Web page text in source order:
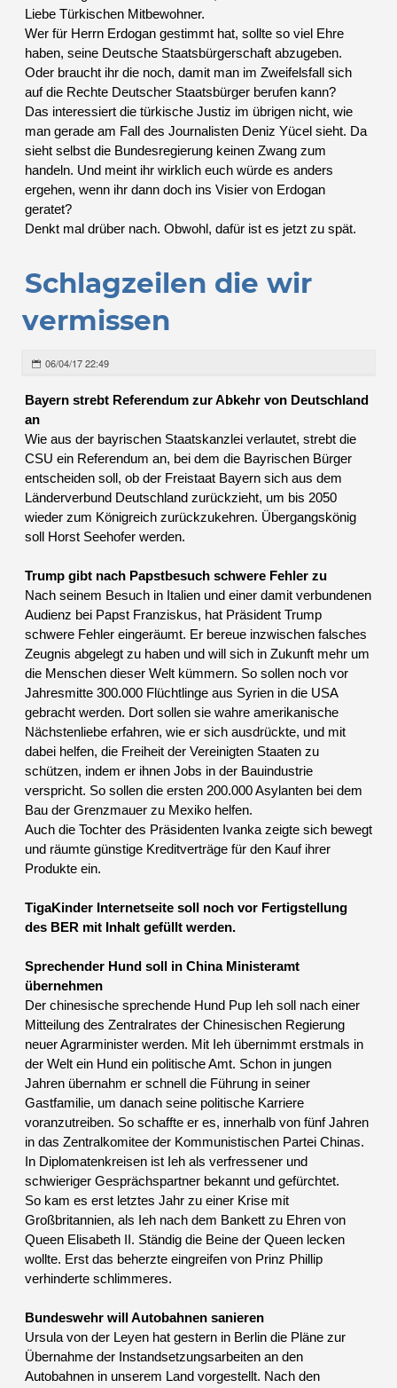
Liebe Türkischen Mitbewohner.
Wer für Herrn Erdogan gestimmt hat, sollte so viel Ehre
haben, seine Deutsche Staatsbürgerschaft abzugeben.
Oder braucht ihr die noch, damit man im Zweifelsfall sich
auf die Rechte Deutscher Staatsbürger berufen kann?
Das interessiert die türkische Justiz im übrigen nicht, wie
man gerade am Fall des Journalisten Deniz Yücel sieht. Da
sieht selbst die Bundesregierung keinen Zwang zum
handeln. Und meint ihr wirklich euch würde es anders
ergehen, wenn ihr dann doch ins Visier von Erdogan
geratet?
Denkt mal drüber nach. Obwohl, dafür ist es jetzt zu spät.
Schlagzeilen die wir
vermissen
06/04/17 22:49
Bayern strebt Referendum zur Abkehr von Deutschland
an
Wie aus der bayrischen Staatskanzlei verlautet, strebt die
CSU ein Referendum an, bei dem die Bayrischen Bürger
entscheiden soll, ob der Freistaat Bayern sich aus dem
Länderverbund Deutschland zurückzieht, um bis 2050
wieder zum Königreich zurückzukehren. Übergangskönig
soll Horst Seehofer werden.
Trump gibt nach Papstbesuch schwere Fehler zu
Nach seinem Besuch in Italien und einer damit verbundenen
Audienz bei Papst Franziskus, hat Präsident Trump
schwere Fehler eingeräumt. Er bereue inzwischen falsches
Zeugnis abgelegt zu haben und will sich in Zukunft mehr um
die Menschen dieser Welt kümmern. So sollen noch vor
Jahresmitte 300.000 Flüchtlinge aus Syrien in die USA
gebracht werden. Dort sollen sie wahre amerikanische
Nächstenliebe erfahren, wie er sich ausdrückte, und mit
dabei helfen, die Freiheit der Vereinigten Staaten zu
schützen, indem er ihnen Jobs in der Bauindustrie
verspricht. So sollen die ersten 200.000 Asylanten bei dem
Bau der Grenzmauer zu Mexiko helfen.
Auch die Tochter des Präsidenten Ivanka zeigte sich bewegt
und räumte günstige Kreditverträge für den Kauf ihrer
Produkte ein.
TigaKinder Internetseite soll noch vor Fertigstellung
des BER mit Inhalt gefüllt werden.
Sprechender Hund soll in China Ministeramt
übernehmen
Der chinesische sprechende Hund Pup Ieh soll nach einer
Mitteilung des Zentralrates der Chinesischen Regierung
neuer Agrarminister werden. Mit Ieh übernimmt erstmals in
der Welt ein Hund ein politische Amt. Schon in jungen
Jahren übernahm er schnell die Führung in seiner
Gastfamilie, um danach seine politische Karriere
voranzutreiben. So schaffte er es, innerhalb von fünf Jahren
in das Zentralkomitee der Kommunistischen Partei Chinas.
In Diplomatenkreisen ist Ieh als verfressener und
schwieriger Gesprächspartner bekannt und gefürchtet.
So kam es erst letztes Jahr zu einer Krise mit
Großbritannien, als Ieh nach dem Bankett zu Ehren von
Queen Elisabeth II. Ständig die Beine der Queen lecken
wollte. Erst das beherzte eingreifen von Prinz Phillip
verhinderte schlimmeres.
Bundeswehr will Autobahnen sanieren
Ursula von der Leyen hat gestern in Berlin die Pläne zur
Übernahme der Instandsetzungsarbeiten an den
Autobahnen in unserem Land vorgestellt. Nach den